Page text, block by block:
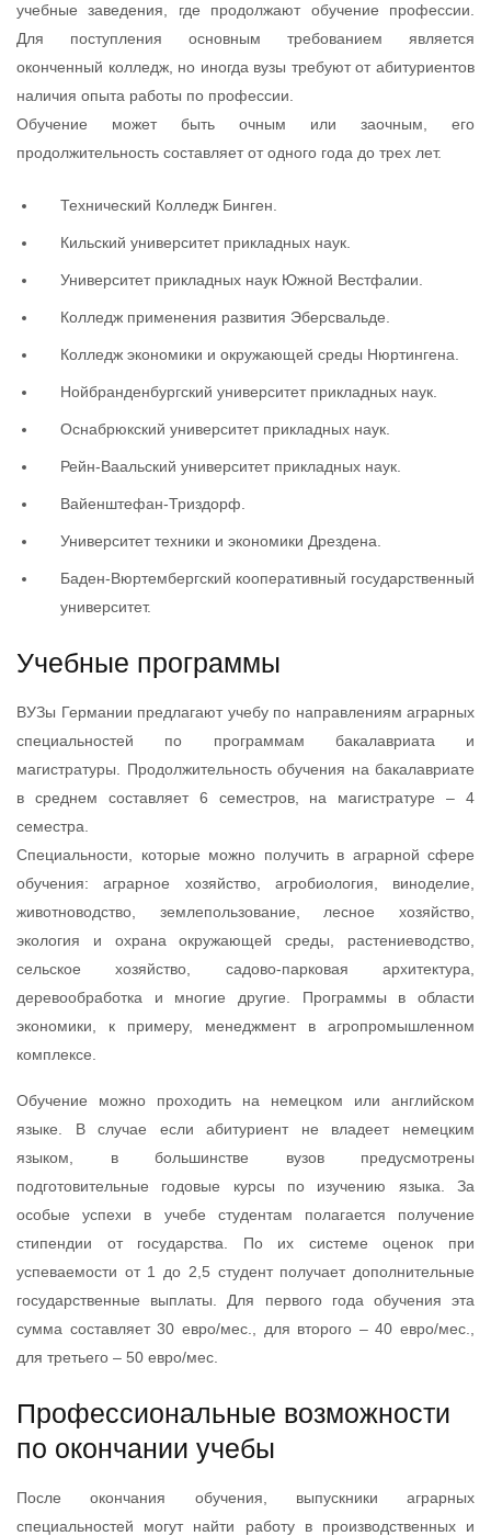
учебные заведения, где продолжают обучение профессии.
Для поступления основным требованием является
оконченный колледж, но иногда вузы требуют от абитуриентов
наличия опыта работы по профессии.
Обучение может быть очным или заочным, его
продолжительность составляет от одного года до трех лет.
Технический Колледж Бинген.
Кильский университет прикладных наук.
Университет прикладных наук Южной Вестфалии.
Колледж применения развития Эберсвальде.
Колледж экономики и окружающей среды Нюртингена.
Нойбранденбургский университет прикладных наук.
Оснабрюкский университет прикладных наук.
Рейн-Ваальский университет прикладных наук.
Вайенштефан-Триздорф.
Университет техники и экономики Дрездена.
Баден-Вюртембергский кооперативный государственный
университет.
Учебные программы
ВУЗы Германии предлагают учебу по направлениям аграрных
специальностей по программам бакалавриата и
магистратуры. Продолжительность обучения на бакалавриате
в среднем составляет 6 семестров, на магистратуре – 4
семестра.
Специальности, которые можно получить в аграрной сфере
обучения: аграрное хозяйство, агробиология, виноделие,
животноводство, землепользование, лесное хозяйство,
экология и охрана окружающей среды, растениеводство,
сельское хозяйство, садово-парковая архитектура,
деревообработка и многие другие. Программы в области
экономики, к примеру, менеджмент в агропромышленном
комплексе.
Обучение можно проходить на немецком или английском
языке. В случае если абитуриент не владеет немецким
языком, в большинстве вузов предусмотрены
подготовительные годовые курсы по изучению языка. За
особые успехи в учебе студентам полагается получение
стипендии от государства. По их системе оценок при
успеваемости от 1 до 2,5 студент получает дополнительные
государственные выплаты. Для первого года обучения эта
сумма составляет 30 евро/мес., для второго – 40 евро/мес.,
для третьего – 50 евро/мес.
Профессиональные возможности
по окончании учебы
После окончания обучения, выпускники аграрных
специальностей могут найти работу в производственных и